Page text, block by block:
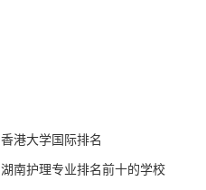
香港大学国际排名
湖南护理专业排名前十的学校